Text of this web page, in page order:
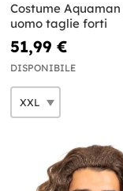
Costume
uomo taglie forti
51,99 €
DISPONIBILE